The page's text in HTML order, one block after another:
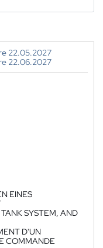
22.05.2027
22.06.2027
EINES
SYSTEM, AND
D'UN
COMMANDE